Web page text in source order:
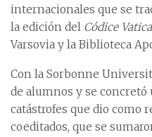
internacionales que se
la edición del Códice
Varsovia y la Biblioteca
Con la Sorbonne
de alumnos y se
catástrofes que dio como
coeditados, que se